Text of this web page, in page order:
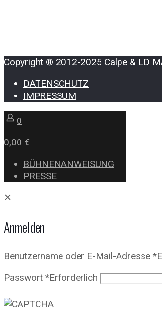
Copyright ® 2012-2025 Calpe & LD
DATENSCHUTZ
IMPRESSUM
0
0,00 €
BÜHNENANWEISUNG
PRESSE
✕
Anmelden
Benutzername oder E-Mail-Adresse *
Passwort *Erforderlich